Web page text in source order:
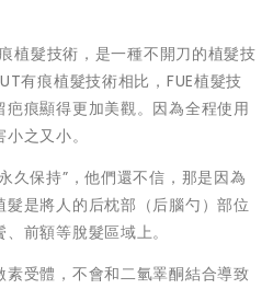
植髮技術，是一種不開刀的植髮技
有痕植髮技術相比，FUE植髮技
痕顯得更加美觀。因為全程使用
之又小。
久保持”，他們還不信，那是因為
是將人的后枕部（后腦勺）部位
前額等脫髮區域上。
受體，不會和二氫睪酮結合導致